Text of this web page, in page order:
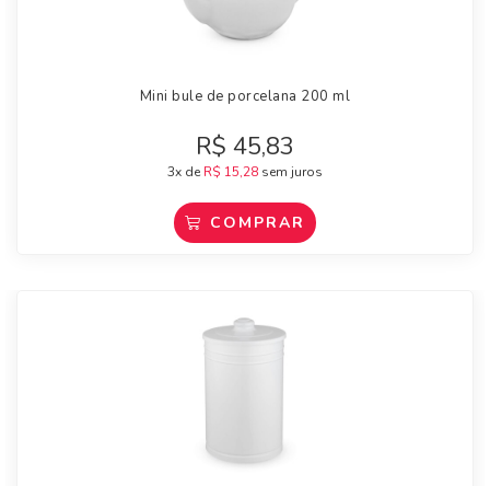
Mini bule de porcelana 200 ml
R$ 45,83
3x de R$ 15,28 sem juros
COMPRAR